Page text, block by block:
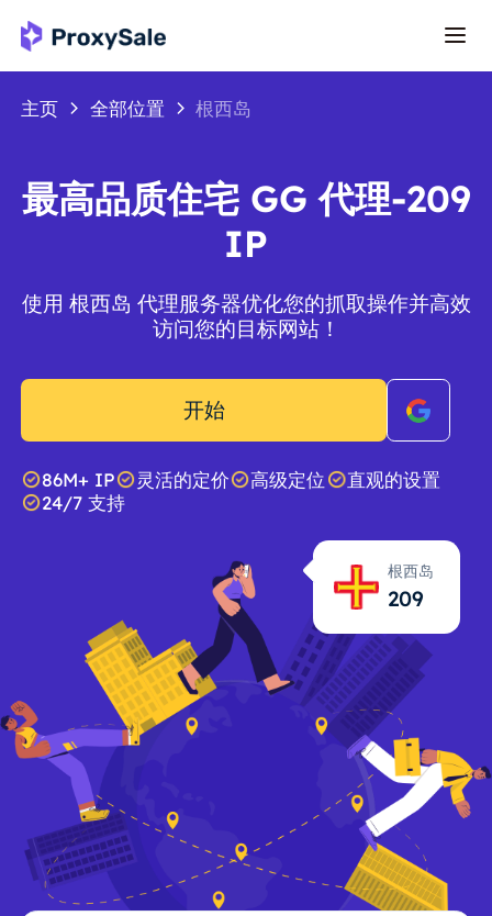
主页 全部位置 根西岛
最高品质住宅 GG 代理-209
IP
使用 根西岛 代理服务器优化您的抓取操作并高效
访问您的目标网站！
开始
86M+ IP 灵活的定价 高级定位
直观的设置
24/7 支持
根西岛
209